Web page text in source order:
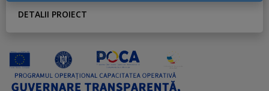
DETALII PROIECT